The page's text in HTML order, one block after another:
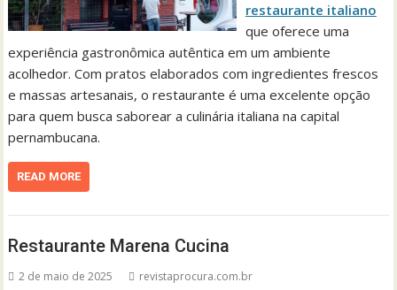
restaurante italiano
que oferece uma
experiência gastronômica autêntica em um ambiente
acolhedor. Com pratos elaborados com ingredientes frescos
e massas artesanais, o restaurante é uma excelente opção
para quem busca saborear a culinária italiana na capital
pernambucana.
READ MORE
Restaurante Marena Cucina
2 de maio de 2025 revistaprocura.com.br